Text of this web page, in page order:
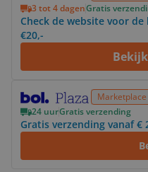
3 tot 4 dagenGratis
Check de website voor
€20,-
Marketplace
24 uurGratis verzending
Gratis verzending vanaf